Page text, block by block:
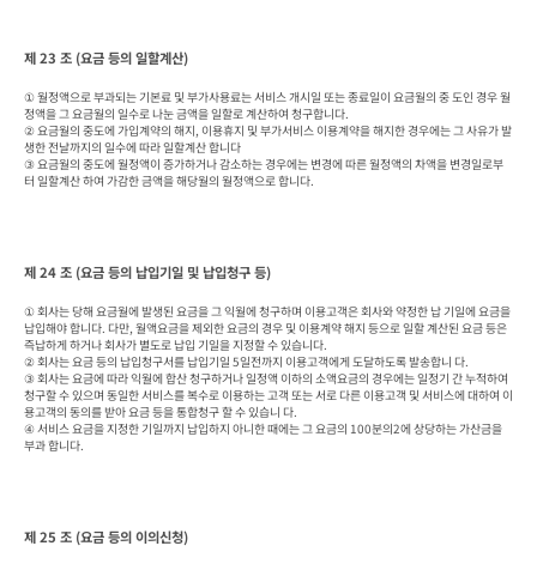
제 23 조 (요금 등의 일할계산)
① 월정액으로 부과되는 기본료 및 부가사용료는 서비스 개시일 또는 종료일이 요금월의 중 도인 경우 월
정액을 그 요금월의 일수로 나눈 금액을 일할로 계산하여 청구합니다.
② 요금월의 중도에 가입계약의 해지, 이용휴지 및 부가서비스 이용계약을 해지한 경우에는 그 사유가 발
생한 전날까지의 일수에 따라 일할계산 합니다
③ 요금월의 중도에 월정액이 증가하거나 감소하는 경우에는 변경에 따른 월정액의 차액을 변경일로부
터 일할계산 하여 가감한 금액을 해당월의 월정액으로 합니다.
제 24 조 (요금 등의 납입기일 및 납입청구 등)
① 회사는 당해 요금월에 발생된 요금을 그 익월에 청구하며 이용고객은 회사와 약정한 납 기일에 요금을
납입해야 합니다. 다만, 월액요금을 제외한 요금의 경우 및 이용계약 해지 등으로 일할 계산된 요금 등은
즉납하게 하거나 회사가 별도로 납입 기일을 지정할 수 있습니다.
② 회사는 요금 등의 납입청구서를 납입기일 5일전까지 이용고객에게 도달하도록 발송합니 다.
③ 회사는 요금에 따라 익월에 합산 청구하거나 일정액 이하의 소액요금의 경우에는 일정기 간 누적하여
청구할 수 있으며 동일한 서비스를 복수로 이용하는 고객 또는 서로 다른 이용고객 및 서비스에 대하여 이
용고객의 동의를 받아 요금 등을 통합청구 할 수 있습니 다.
④ 서비스 요금을 지정한 기일까지 납입하지 아니한 때에는 그 요금의 100분의2에 상당하는 가산금을
부과 합니다.
제 25 조 (요금 등의 이의신청)